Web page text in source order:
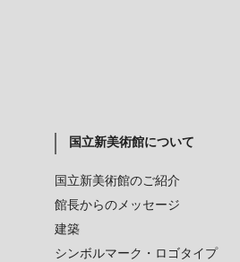
国立新美術館について
国立新美術館のご紹介
館長からのメッセージ
建築
シンボルマーク・ロゴタイプ